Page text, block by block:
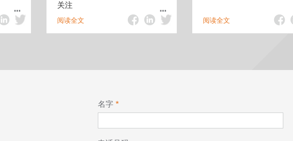
关注
阅读全文 阅读全文
名字